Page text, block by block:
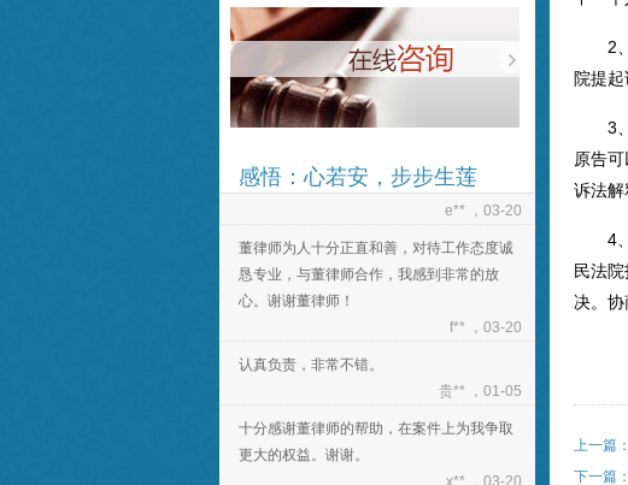
感悟：心若安，步步生莲
十分感谢董律师的帮助，在案件上为我争取
更大的权益。谢谢。
日上！
2、
院提
3、
原告
诉法解
4、
民法
决。
上一篇
下一篇